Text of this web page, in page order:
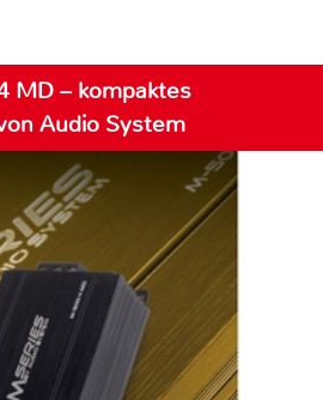
MD – kompaktes
Audio System